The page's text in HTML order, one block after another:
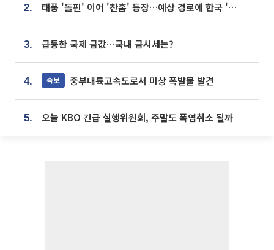
2. 태풍 '돌핀' 이어 '찬홈' 등장…예상 경로에 한국 '한숨'
3. 급등한 국제 금값…국내 금시세는?
4. 속보 중부내륙고속도로서 미상 폭발물 발견
5. 오늘 KBO 긴급 실행위원회, 주말도 폭염취소 될까